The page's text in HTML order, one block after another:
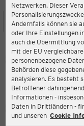
Netzwerken. Dieser
Andernfalls können sie
oder Ihre Einstellungen
auch die Übermittlung
mit der EU
personenbezogene
Behörden diese
analysieren. Es besteht
Betroffener
Informationen -
Daten in Drittländern -
und unseren Cookie
STANDORT SERVICES
Ernsting's
Grafenberger
Aktuell: